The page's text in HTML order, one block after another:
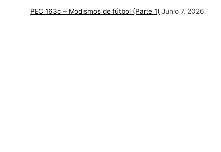
PEC 163c – Modismos de fútbol (Parte 1) Junio 7, 2026